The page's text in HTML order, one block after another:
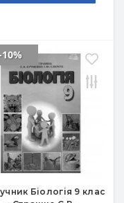
Біологія 9 клас